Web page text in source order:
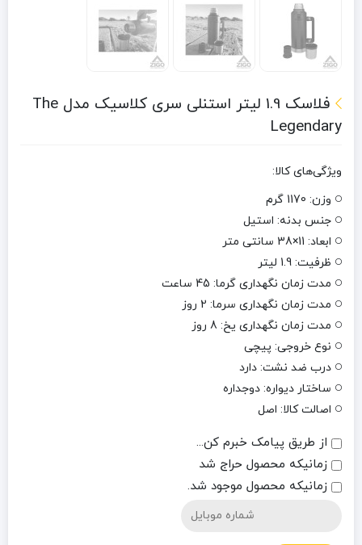
فلاسک 1.9 لیتر استنلی سری کلاسیک مدل The
Legendary
ویژگی‌های کالا:
وزن: 1170 گرم
جنس بدنه: استیل
ابعاد: 11×38 سانتی متر
ظرفیت: 1.9 لیتر
مدت زمان نگهداری گرما: 45 ساعت
مدت زمان نگهداری سرما: 2 روز
مدت زمان نگهداری یخ: 8 روز
نوع خروجی: پیچی
درب ضد نشت: دارد
ساختار دیواره: دوجداره
اصالت کالا: اصل
از طریق پیامک خبرم کن...
زمانیکه محصول حراج شد
زمانیکه محصول موجود شد.